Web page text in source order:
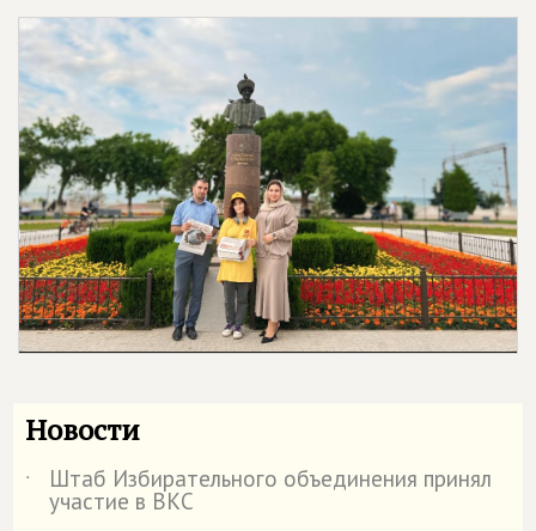
Новости
˙ Штаб Избирательного объединения принял
участие в ВКС